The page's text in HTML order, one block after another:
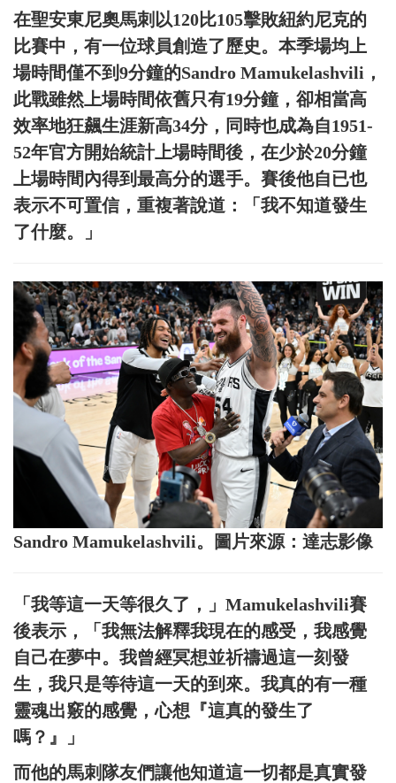
在聖安東尼奧馬刺以120比105擊敗紐約尼克的
比賽中，有一位球員創造了歷史。本季場均上
場時間僅不到9分鐘的Sandro Mamukelashvili，
此戰雖然上場時間依舊只有19分鐘，卻相當高
效率地狂飆生涯新高34分，同時也成為自1951-
52年官方開始統計上場時間後，在少於20分鐘
上場時間內得到最高分的選手。賽後他自已也
表示不可置信，重複著說道：「我不知道發生
了什麼。」
Sandro Mamukelashvili。圖片來源：達志影像
「我等這一天等很久了，」Mamukelashvili賽
後表示，「我無法解釋我現在的感受，我感覺
自己在夢中。我曾經冥想並祈禱過這一刻發
生，我只是等待這一天的到來。我真的有一種
靈魂出竅的感覺，心想『這真的發生了
嗎？』」
而他的馬刺隊友們讓他知道這一切都是真實發